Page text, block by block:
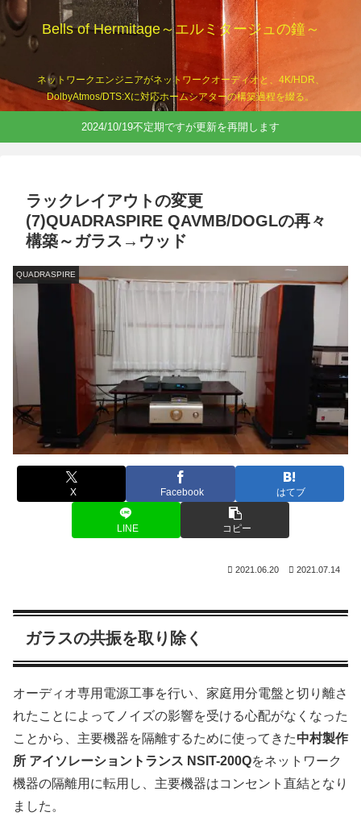
Bells of Hermitage～エルミタージュの鐘～
ネットワークエンジニアがネットワークオーディオと、4K/HDR、
DolbyAtmos/DTS:Xに対応ホームシアターの構築過程を綴る。
2024/10/19不定期ですが更新を再開します
ラックレイアウトの変更
(7)QUADRASPIRE QAVMB/DOGLの再々
構築～ガラス→ウッド
QUADRASPIRE
X Facebook はてブ
LINE コピー
2021.06.20 2021.07.14
ガラスの共振を取り除く
オーディオ専用電源工事を行い、家庭用分電盤と切り離さ
れたことによってノイズの影響を受ける心配がなくなった
ことから、主要機器を隔離するために使ってきた中村製作
所 アイソレーショントランス NSIT-200Qをネットワーク
機器の隔離用に転用し、主要機器はコンセント直結となり
ました。